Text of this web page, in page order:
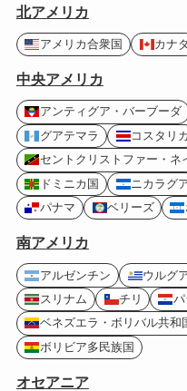
北アメリカ
アメリカ合衆国 カナ
中央アメリカ
アンティグア・バーブーダ
グアテマラ
コスタリカ
セントクリストファー・ネ
ドミニカ国
ニカラグ
パナマ
ベリーズ
南アメリカ
アルゼンチン ウルグ
スリナム
チリ
ベネズエラ・ボリバル共和
ボリビア多民族国
オセアニア